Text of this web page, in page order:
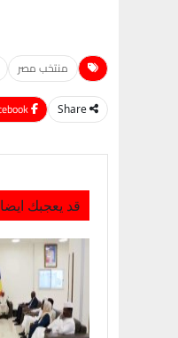
منتخب مصر
Share
قد يعجبك ايضا